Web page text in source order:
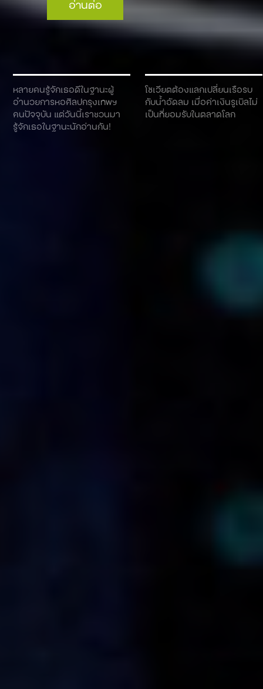
หลายคนรู้จักเธอดีในฐานะผู้
อำนวยการหอศิลปกรุงเทพฯ
คนปัจจุบัน แต่วันนี้เราชวนมา
รู้จักเธอในฐานะนักอ่านกัน!
โซเวียตต้องแลกเปลี่ยนเรือรบ
กับน้ำอัดลม เมื่อค่าเงินรูเบิลไม่
เป็นที่ยอมรับในตลาดโลก
อ่านต่อ